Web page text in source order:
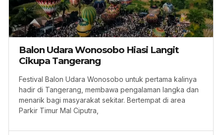
Balon Udara Wonosobo Hiasi Langit
Cikupa Tangerang
Festival Balon Udara Wonosobo untuk pertama kalinya
hadir di Tangerang, membawa pengalaman langka dan
menarik bagi masyarakat sekitar. Bertempat di area
Parkir Timur Mal Ciputra,